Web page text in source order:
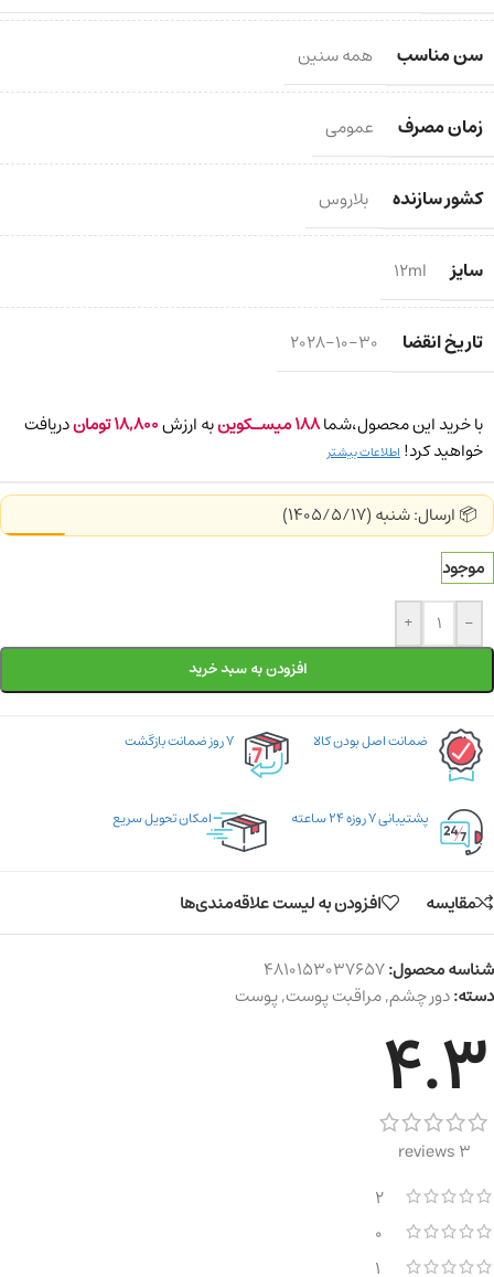
سن مناسب همه سنین
زمان مصرف عمومی
کشور سازنده بلاروس
سایز 12ml
تاریخ انقضا 2028-10-30
با خرید این محصول،شما188میسـکوینبه ارزش18,800توماندریافت
خواهید کرد! اطلاعات بیشتر
📦 ارسال: شنبه (1405/5/17)
موجود
-
+
افزودن به سبد خرید
ضمانت اصل بودن کالا ۷ روز ضمانت بازگشت
پشتیبانی ۷ روزه ۲۴ ساعته امکان تحویل سریع
مقایسه افزودن به لیست علاقه‌مندی‌ها
شناسه محصول:4810153037657
دسته:دور چشم,مراقبت پوست,پوست
4.3
3 reviews
2
0
1